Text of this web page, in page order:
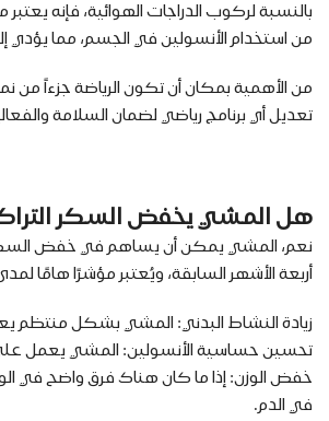
بالنسبة لركوب الدراجات الهوائية، فإنه
من استخدام الأنسولين في الجسم، مما
من الأهمية بمكان أن تكون الرياضة جزءاً من
تعديل أي برنامج رياضي لضمان السلامة
هل المشي يخفض السكر
أربعة الأشهر السابقة، ويُعتبر مؤشرًا
زيادة النشاط البدني: المشي بشكل منتظم
تحسين حساسية الأنسولين: المشي يعمل على
خفض الوزن: إذا ما كان هناك فرق واضح في
في الدم.